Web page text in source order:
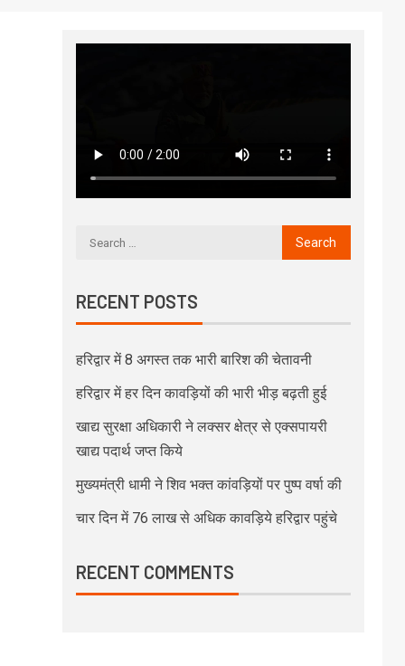
RECENT POSTS
हरिद्वार में 8 अगस्त तक भारी बारिश की चेतावनी
हरिद्वार में हर दिन कावड़ियों की भारी भीड़ बढ़ती हुई
खाद्य सुरक्षा अधिकारी ने लक्सर क्षेत्र से एक्सपायरी
खाद्य पदार्थ जप्त किये
मुख्यमंत्री धामी ने शिव भक्त कांवड़ियों पर पुष्प वर्षा की
चार दिन में 76 लाख से अधिक कावड़िये हरिद्वार पहुंचे
RECENT COMMENTS